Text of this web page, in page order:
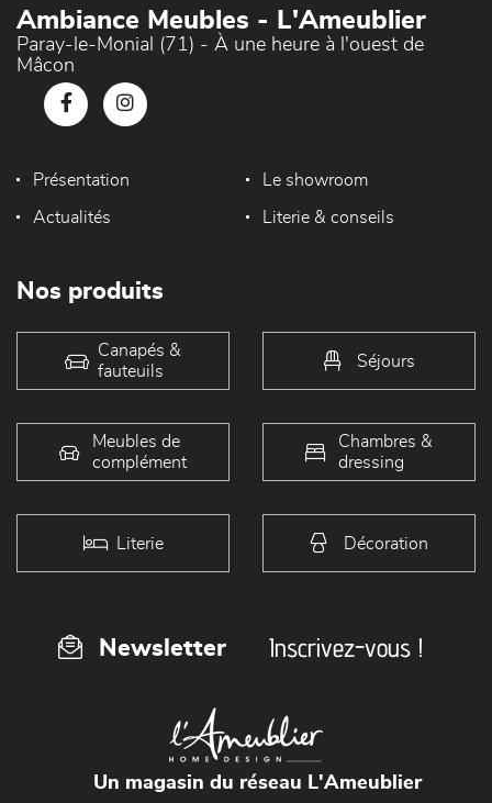
Ambiance Meubles - L'Ameublier
Paray-le-Monial (71) - À une heure à l'ouest de
Mâcon
Présentation Le showroom
Actualités Literie & conseils
Nos produits
Canapés &
fauteuils
Séjours
Meubles de
complément
Chambres &
dressing
Literie Décoration
Newsletter Inscrivez-vous !
Un magasin du réseau L'Ameublier